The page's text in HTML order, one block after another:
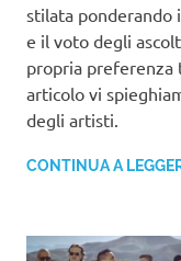
stilata ponderando
e il voto degli
propria preferenza
articolo vi
degli artisti.
CONTINUA A